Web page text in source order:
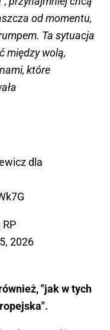
od momentu,
Ta sytuacja
między wolą,
które
dla
2026
"jak w tych